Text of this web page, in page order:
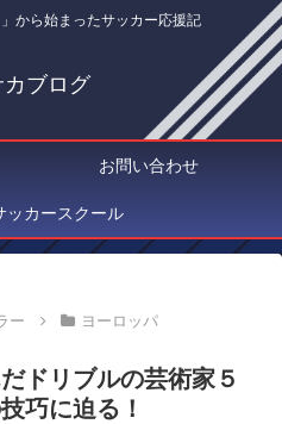
から始まったサッカー応援記
カブログ
お問い合わせ
ッカースクール
ー ヨーロッパ
ドリブルの芸術家５
巧に迫る！